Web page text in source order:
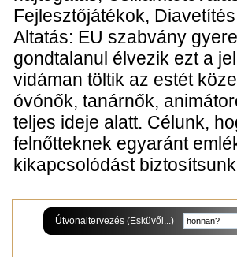
Fejlesztőjátékok,
Altatás: EU szabvány
gondtalanul élvezik ezt a
vidáman töltik az estét
óvónők, tanárnők,
teljes ideje alatt. Célunk,
felnőtteknek egyaránt
kikapcsolódást
Útvonaltervezés (Esküvői...)